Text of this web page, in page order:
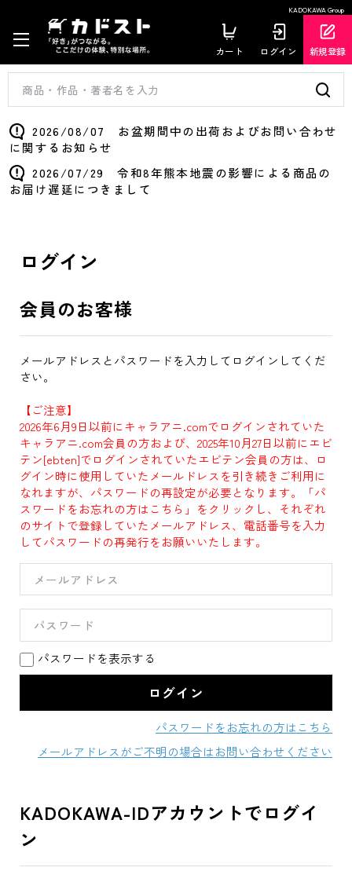
KADOKAWA Group
カート ログイン 新規登録
2026/08/07 お盆期間中の出荷およびお問い合わせ
に関するお知らせ
2026/07/29 令和8年熊本地震の影響による商品の
お届け遅延につきまして
ログイン
会員のお客様
メールアドレスとパスワードを入力してログインしてくだ
さい。
【ご注意】
2026年6月9日以前にキャラアニ.comでログインされていた
キャラアニ.com会員の方および、2025年10月27日以前にエビ
テン[ebten]でログインされていたエビテン会員の方は、ロ
グイン時に使用していたメールドレスを引き続きご利用に
なれますが、パスワードの再設定が必要となります。「パ
スワードをお忘れの方はこちら」をクリックし、それぞれ
のサイトで登録していたメールアドレス、電話番号を入力
してパスワードの再発行をお願いいたします。
パスワードを表示する
パスワードをお忘れの方はこちら
メールアドレスがご不明の場合はお問い合わせください
KADOKAWA-IDアカウントでログイ
ン